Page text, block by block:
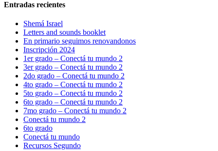
Entradas recientes
Shemá Israel
Letters and sounds booklet
En primario seguimos renovandonos
Inscripción 2024
1er grado – Conectá tu mundo 2
3er grado – Conectá tu mundo 2
2do grado – Conectá tu mundo 2
4to grado – Conectá tu mundo 2
5to grado – Conectá tu mundo 2
6to grado – Conectá tu mundo 2
7mo grado – Conectá tu mundo 2
Conectá tu mundo 2
6to grado
Conectá tu mundo
Recursos Segundo